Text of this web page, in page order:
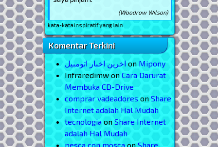
(Woodrow Wilson)
kata-kata inspiratif yang lain
Komentar Terkini
اخرین اخبار اتومبیل on Mipony
Infraredimwon Cara Darurat
Membuka CD-Drive
comprar vadeadoreson Share
Internet adalah Hal Mudah
tecnologiaon Share Internet
adalah Hal Mudah
pesca con moscaon Share